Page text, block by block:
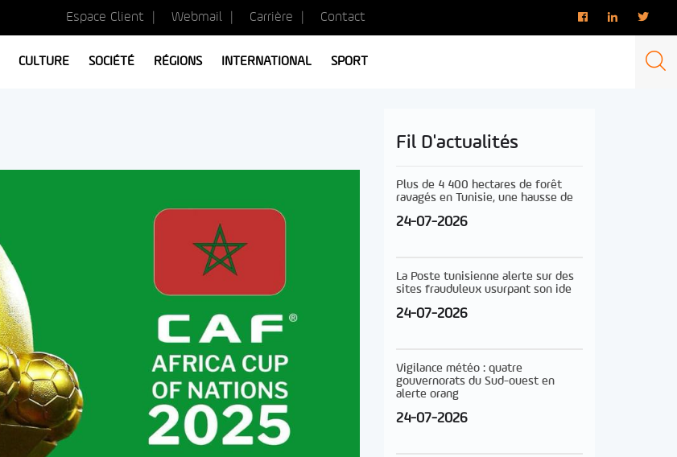
Espace Client Webmail Carrière Contact
CULTURE SOCIÉTÉ RÉGIONS INTERNATIONAL SPORT
Fil D'actualités
Plus de 4 400 hectares de forêt
ravagés en Tunisie, une hausse de
24-07-2026
La Poste tunisienne alerte sur des
sites frauduleux usurpant son ide
24-07-2026
Vigilance météo : quatre
gouvernorats du Sud-ouest en
alerte orang
24-07-2026